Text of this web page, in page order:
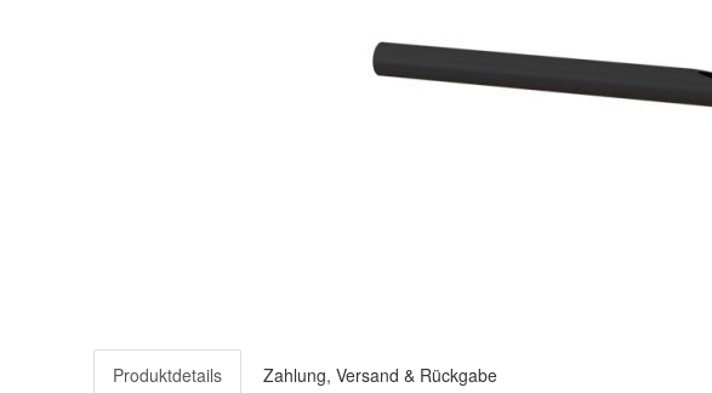
Produktdetails Zahlung, Versand & Rückgabe